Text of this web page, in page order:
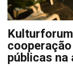
públicas na